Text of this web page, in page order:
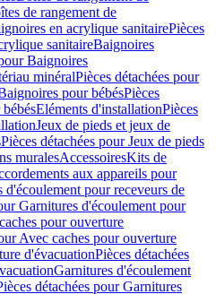
de rangement de
en acrylique sanitairePièces
sanitaireBaignoires
Baignoires
minéralPièces détachées pour
pour bébésPièces
Eléments d'installationPièces
Jeux de pieds et jeux de
Pièces détachées pour Jeux de pieds
muralesAccessoiresKits de
aux appareils pour
d'écoulement pour receveurs de
Garnitures d'écoulement pour
pour ouverture
Avec caches pour ouverture
d'évacuationPièces détachées
Garnitures d'écoulement
détachées pour Garnitures